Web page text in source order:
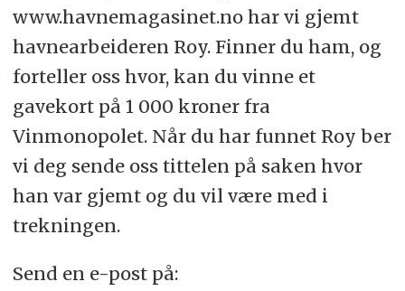
www.havnemagasinet.no har vi gjemt
havnearbeideren Roy. Finner du ham, og
forteller oss hvor, kan du vinne et
gavekort på 1 000 kroner fra
Vinmonopolet. Når du har funnet Roy ber
vi deg sende oss tittelen på saken hvor
han var gjemt og du vil være med i
trekningen.
Send en e-post på: